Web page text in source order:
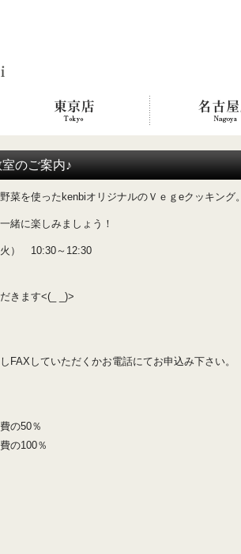
のご案内♪
菜を使ったkenbiオリジナルのＶｅｇeクッキング。
緒に楽しみましょう！
） 10:30～12:30
きます<(_ _)>
FAXしていただくかお電話にてお申込み下さい。
の50％
の100％